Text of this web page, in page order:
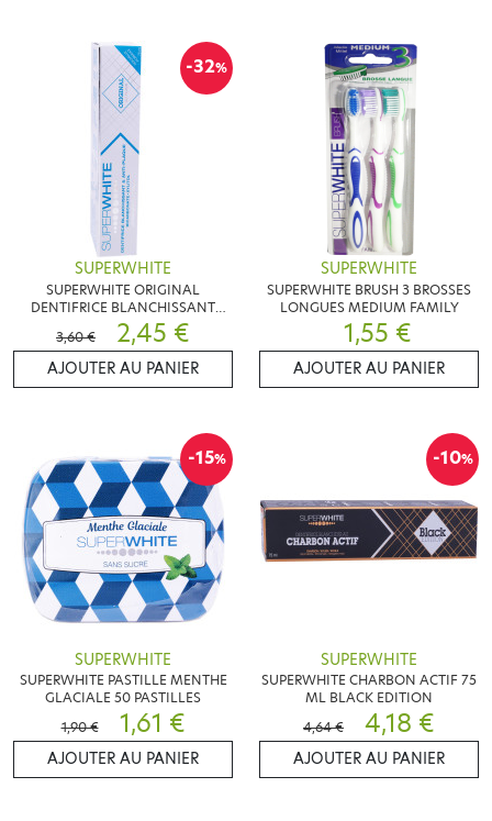
-32%
SUPERWHITE
SUPERWHITE ORIGINAL
DENTIFRICE BLANCHISSANT
75ML
3,60 € 2,45 €
AJOUTER AU PANIER
SUPERWHITE
SUPERWHITE BRUSH 3 BROSSES
LONGUES MEDIUM FAMILY
1,55 €
AJOUTER AU PANIER
-15%
SUPERWHITE
SUPERWHITE PASTILLE MENTHE
GLACIALE 50 PASTILLES
1,90 €
1,61 €
AJOUTER AU PANIER
-10%
SUPERWHITE
SUPERWHITE CHARBON ACTIF 75
ML BLACK EDITION
4,64 €
4,18 €
AJOUTER AU PANIER